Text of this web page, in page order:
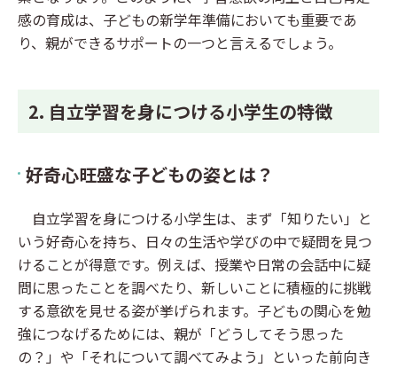
感の育成は、子どもの新学年準備においても重要であ
り、親ができるサポートの一つと言えるでしょう。
2. 自立学習を身につける小学生の特徴
好奇心旺盛な子どもの姿とは？
自立学習を身につける小学生は、まず「知りたい」と
いう好奇心を持ち、日々の生活や学びの中で疑問を見つ
けることが得意です。例えば、授業や日常の会話中に疑
問に思ったことを調べたり、新しいことに積極的に挑戦
する意欲を見せる姿が挙げられます。子どもの関心を勉
強につなげるためには、親が「どうしてそう思った
の？」や「それについて調べてみよう」といった前向き